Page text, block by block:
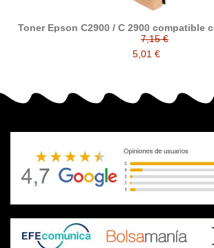
Toner Epson C2900 / C 2900 compatible
C13S050629 / C13S050628 /
7,15 €
5,01 €